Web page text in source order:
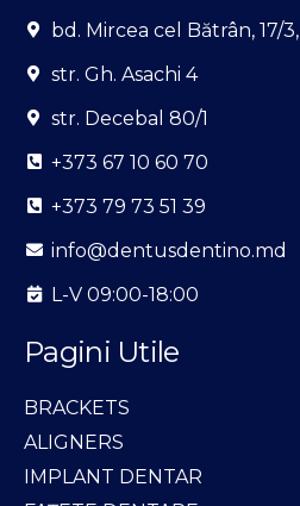
bd. Mircea cel Bătrân, 17/3,
str. Gh. Asachi 4
str. Decebal 80/1
+373 67 10 60 70
+373 79 73 51 39
info@dentusdentino.md
L-V 09:00-18:00
Pagini Utile
BRACKETS
ALIGNERS
IMPLANT DENTAR